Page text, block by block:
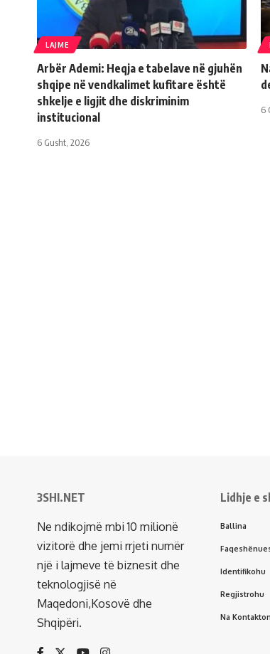
LAJME
Arbër Ademi: Heqja e tabelave në gjuhën
shqipe në vendkalimet kufitare është
shkelje e ligjit dhe diskriminim
institucional
6 Gusht, 2026
6
3SHI.NET
Ne ndikojmë mbi 10 milionë
vizitorë dhe jemi rrjeti numër
një i lajmeve të biznesit dhe
teknologjisë në
Maqedoni,Kosovë dhe
Shqipëri.
Lidhje e
Ballina
Identifikohu
Regjistrohu
Na